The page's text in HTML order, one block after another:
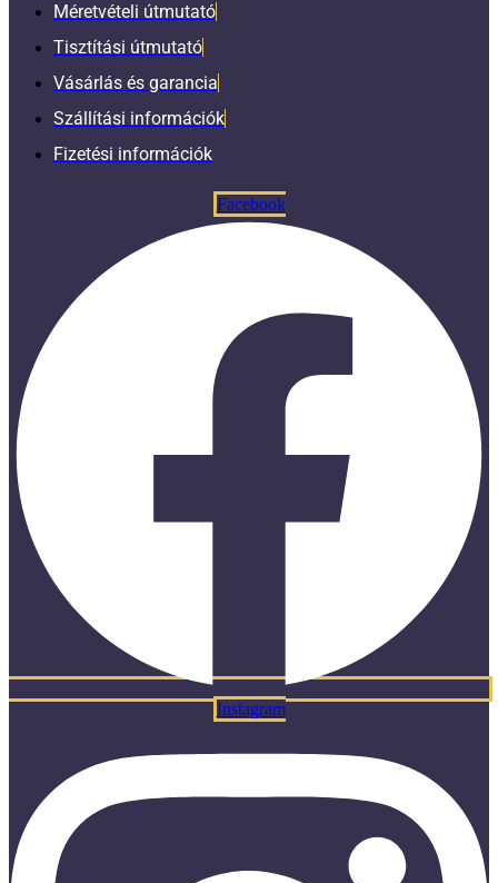
Méretvételi útmutató
Tisztítási útmutató
Vásárlás és garancia
Szállítási információk
Fizetési információk
Facebook
Instagram